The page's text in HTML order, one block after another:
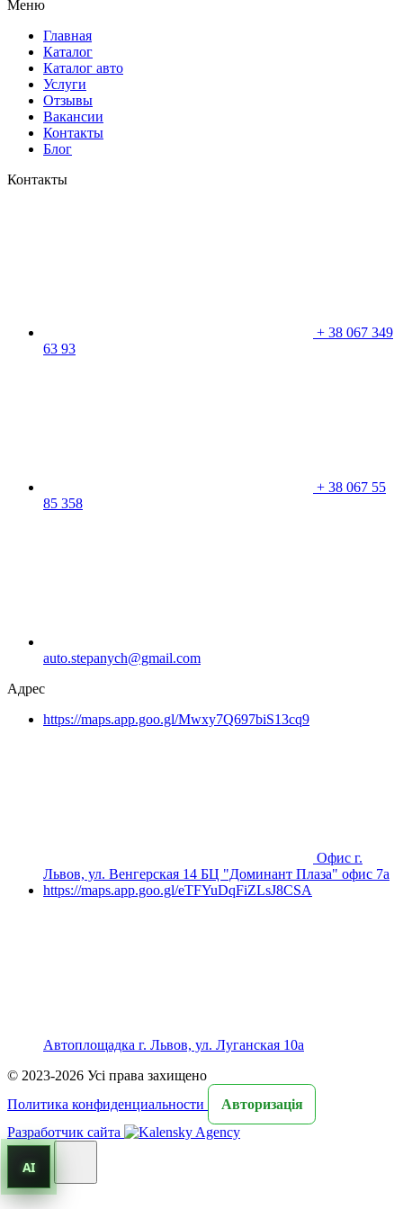
Меню
Главная
Каталог
Каталог авто
Услуги
Отзывы
Вакансии
Контакты
Блог
Контакты
+ 38 067 349
63 93
+ 38 067 55
85 358
auto.stepanych@gmail.com
Адрес
https://maps.app.goo.gl/Mwxy7Q697biS13cq9
Офис г.
Львов, ул. Венгерская 14 БЦ "Доминант Плаза" офис 7а
https://maps.app.goo.gl/eTFYuDqFiZLsJ8CSA
Автоплощадка г. Львов, ул. Луганская 10а
© 2023-2026 Усі права захищено
Политика конфиденциальности
Авторизація
Разработчик сайта
AI